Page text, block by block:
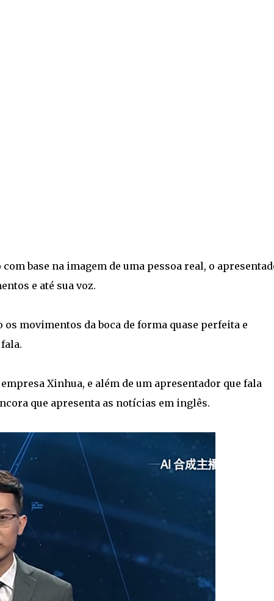
base na imagem de uma pessoa real, o
e até sua voz.
movimentos da boca de forma quase perfeita e
Xinhua, e além de um apresentador que fala
que apresenta as notícias em inglês.